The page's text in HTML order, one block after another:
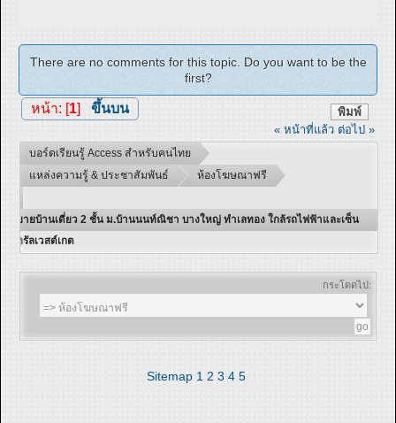
There are no comments for this topic. Do you want to be the
first?
พิมพ์
หน้า: [ 1] ขึ้นบน
« หน้าที่แล้ว ต่อไป »
บอร์ดเรียนรู้ Access สำหรับคนไทย
แหล่งความรู้ & ประชาสัมพันธ์
ห้องโฆษณาฟรี
ขายบ้านเดี่ยว 2 ชั้น ม.บ้านนนท์ณิชา บางใหญ่ ทำเลทอง ใกล้รถไฟฟ้าและเซ็น
ทรัลเวสต์เกต
กระโดดไป:
Sitemap 1 2 3 4 5